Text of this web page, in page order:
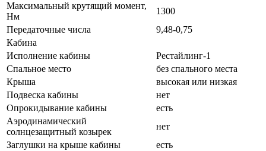
Максимальный крутящий момент,
Нм
1300
Передаточные числа
9,48-0,75
Кабина
Исполнение кабины
Рестайлинг-1
Спальное место
без спального места
Крыша
высокая или низкая
Подвеска кабины
нет
Опрокидывание кабины
есть
Аэродинамический
солнцезащитный козырек
нет
Заглушки на крыше кабины
есть